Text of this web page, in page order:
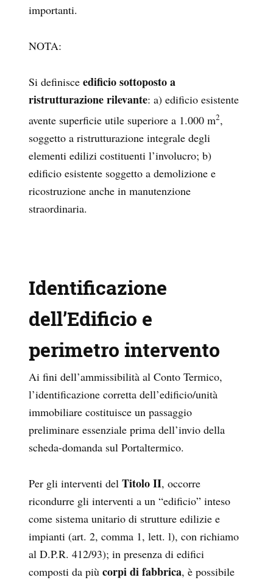
importanti.
NOTA:
Si definisce edificio sottoposto a
ristrutturazione rilevante: a) edificio esistente
avente superficie utile superiore a 1.000 m2,
soggetto a ristrutturazione integrale degli
elementi edilizi costituenti l’involucro; b)
edificio esistente soggetto a demolizione e
ricostruzione anche in manutenzione
straordinaria.
Identificazione
dell’Edificio e
perimetro intervento
Ai fini dell’ammissibilità al Conto Termico,
l’identificazione corretta dell’edificio/unità
immobiliare costituisce un passaggio
preliminare essenziale prima dell’invio della
scheda-domanda sul Portaltermico.
Per gli interventi del Titolo II, occorre
ricondurre gli interventi a un “edificio” inteso
come sistema unitario di strutture edilizie e
impianti (art. 2, comma 1, lett. l), con richiamo
al D.P.R. 412/93); in presenza di edifici
composti da più corpi di fabbrica, è possibile